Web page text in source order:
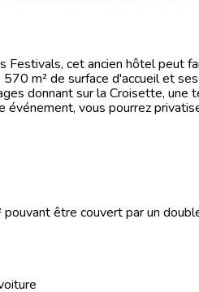
cet ancien hôtel peut
m² de surface d'accueil et
donnant sur la Croisette,
vous pourrez
être couvert par un